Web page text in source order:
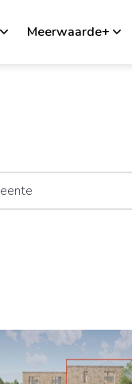
Meerwaarde+